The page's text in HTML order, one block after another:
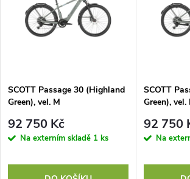
SCOTT Passage 30 (Highland
Green), vel. M
92 750 Kč
Na externím skladě 1 ks
SCOTT
Green), vel.
92 750
Na